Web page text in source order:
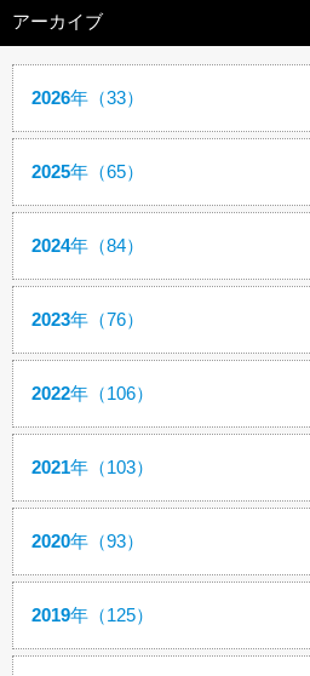
アーカイブ
2026年（33）
2025年（65）
2024年（84）
2023年（76）
2022年（106）
2021年（103）
2020年（93）
2019年（125）